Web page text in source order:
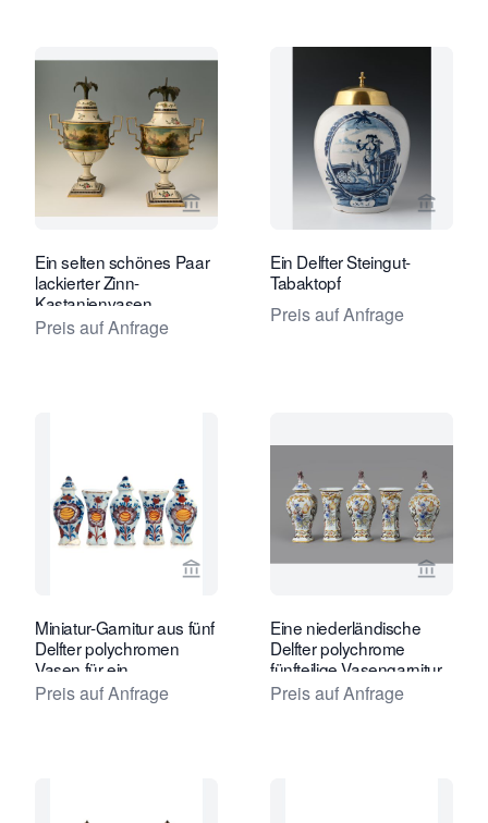
Verkaeuferseite von Limburg
Ein selten schönes Paar
lackierter Zinn-
Kastanienvasen
Preis auf Anfrage
Ein Delfter Steingut-
Tabaktopf
Preis auf Anfrage
Verkaeuferseite von Van Nie
Miniatur-Garnitur aus fünf
Delfter polychromen
Vasen für ein
Puppenhaus
Preis auf Anfrage
Eine niederländische
Delfter polychrome
fünfteilige Vasengarnitur,
verziert mit
niederländischen Tulpen.
Preis auf Anfrage